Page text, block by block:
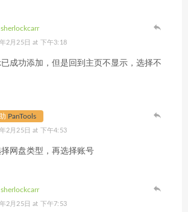
2月25日 at 下午3:18
已成功添加，但是回到主页不显示，选择不
PanTools
2月25日 at 下午4:53
择网盘类型，再选择账号
2月25日 at 下午7:53